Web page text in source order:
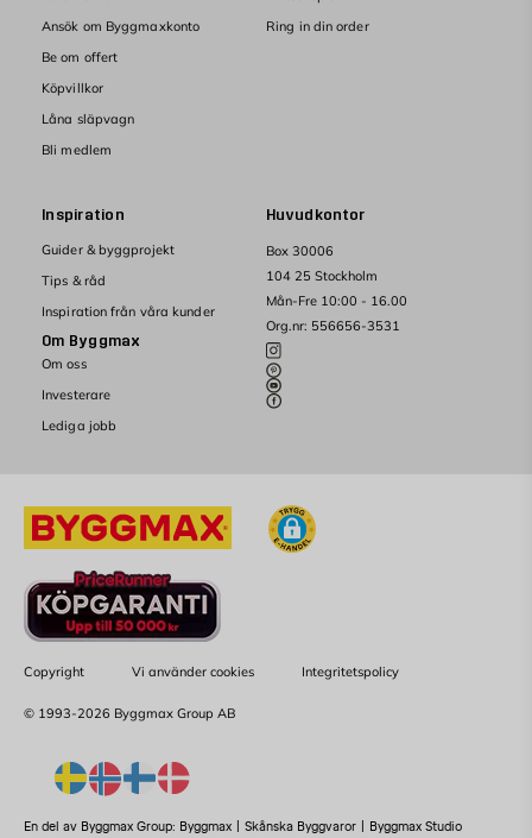
Huvudkontor
Box 30006
104 25 Stockholm
Mån-Fre 10:00 - 16.00
Org.nr: 556656-3531
Ansök om Byggmaxkonto
Be om offert
Köpvillkor
Låna släpvagn
Bli medlem
Ring in din order
Inspiration
Guider & byggprojekt
Tips & råd
Inspiration från våra kunder
Om Byggmax
Om oss
Investerare
Lediga jobb
Copyright Vi använder cookies Integritetspolicy
© 1993-2026 Byggmax Group AB
En del av Byggmax Group: Byggmax Skånska Byggvaror Byggmax Studio